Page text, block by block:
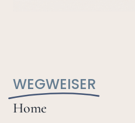
WEGWEISER
Home